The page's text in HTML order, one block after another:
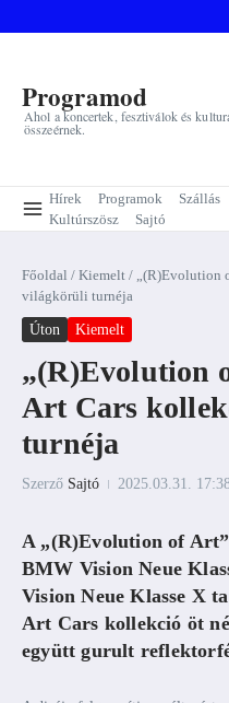
Programod
Ahol a koncertek, fesztiválok és
összeérnek.
Hírek Programok Szállás
Kultúrszösz
Sajtó
Főoldal / Kiemelt / „(R)Evolution
világkörüli turnéja
Úton Kiemelt
„(R)Evolution
Art Cars
turnéja
Szerző Sajtó 2025.03.31.
A „(R)Evolution of Art”
BMW Vision Neue
Vision Neue Klasse X
Art Cars kollekció öt
együtt gurult